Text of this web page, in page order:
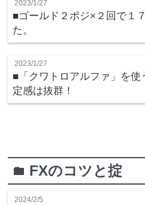
2023/1/27
■ゴールド２ポジ×２回で１
た。
2023/1/27
■「クワトロアルファ」を
定感は抜群！
folder FXのコツと掟
2024/2/5